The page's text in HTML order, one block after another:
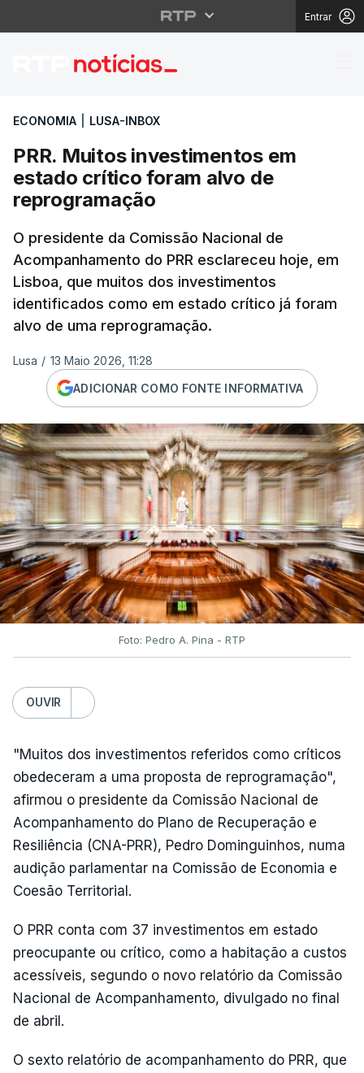
Entrar
PRR. Muitos
ECONOMIA LUSA-INBOX
PRR. Muitos investimentos em
estado crítico foram alvo de
reprogramação
O presidente da Comissão Nacional de
Acompanhamento do PRR esclareceu hoje, em
Lisboa, que muitos dos investimentos
identificados como em estado crítico já foram
alvo de uma reprogramação.
Lusa / 13 Maio 2026, 11:28
ADICIONAR COMO FONTE INFORMATIVA
Foto: Pedro A. Pina - RTP
OUVIR
"Muitos dos investimentos referidos como críticos
obedeceram a uma proposta de reprogramação",
afirmou o presidente da Comissão Nacional de
Acompanhamento do Plano de Recuperação e
Resiliência (CNA-PRR), Pedro Dominguinhos, numa
audição parlamentar na Comissão de Economia e
Coesão Territorial.
O PRR conta com 37 investimentos em estado
preocupante ou crítico, como a habitação a custos
acessíveis, segundo o novo relatório da Comissão
Nacional de Acompanhamento, divulgado no final
de abril.
O sexto relatório de acompanhamento do PRR, que